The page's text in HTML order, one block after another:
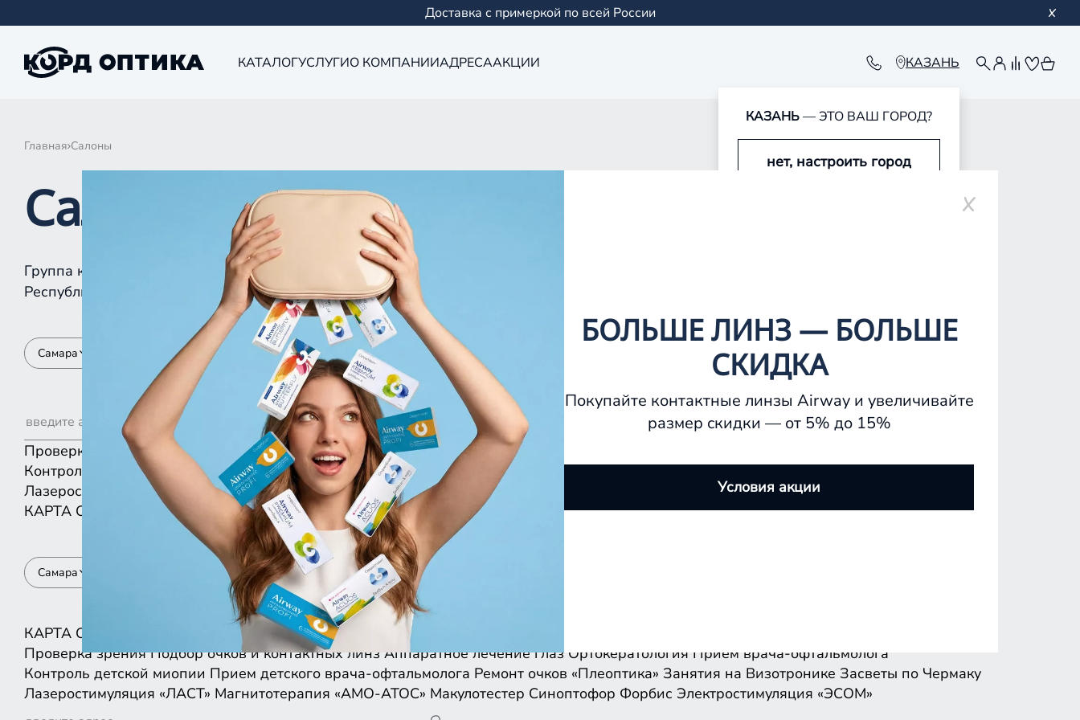
Доставка с примеркой по всей России
КАТАЛОГУСЛУГИО КОМПАНИИАДРЕСААКЦИИ КАЗАНЬ
КАЗАНЬ— ЭТО ВАШ ГОРОД?
нет, настроить город
Главная Салоны
Салоны КОРД Оптика в Самаре
Группа компаний «Корд Оптика» - это более 100 салонов в Казани и
Республике Татарстан, Самаре, Уфе, Рыбинске.
Самара
Проверка зрения Подбор очков и контактных линз Аппаратное лечение глаз
Контроль детской миопии
Прием детского врача-офтальмолога Ремонт очков «Плеоптика» Занятия на Визотронике Засветы по Чермаку
Лазеростимуляция «ЛАСТ»
Магнитотерапия «АМО-АТОС» Макулотестер
Электростимуляция «ЭСОМ»
КАРТА СПИСКОМ
Самара
КАРТА СПИСКОМ
Проверка зрения Подбор очков и контактных линз Аппаратное лечение глаз Ортокератология Прием врача-офтальмолога
Контроль детской миопии Прием детского врача-офтальмолога Ремонт очков «Плеоптика» Занятия на Визотронике Засветы по Чермаку
Лазеростимуляция «ЛАСТ» Магнитотерапия «АМО-АТОС» Макулотестер Синоптофор Форбис Электростимуляция «ЭСОМ»
БОЛЬШЕ ЛИНЗ — БОЛЬШЕ
СКИДКА
Покупайте контактные линзы Airway и увеличивайте
размер скидки — от 5% до 15%
Условия акции